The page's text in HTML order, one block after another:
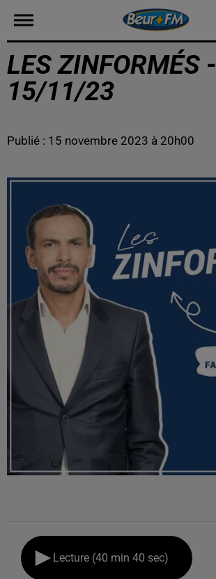
LES ZINFORMÉS -
15/11/23
Publié : 15 novembre 2023 à 20h00
Lecture (40 min 40 sec)